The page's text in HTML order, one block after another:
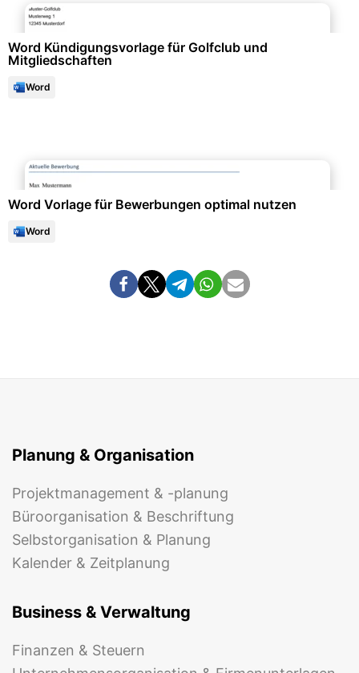
Word Kündigungsvorlage für Golfclub und
Mitgliedschaften
Word
Word Vorlage für Bewerbungen optimal nutzen
Word
Planung & Organisation
Projektmanagement & -planung
Büroorganisation & Beschriftung
Selbstorganisation & Planung
Kalender & Zeitplanung
Business & Verwaltung
Finanzen & Steuern